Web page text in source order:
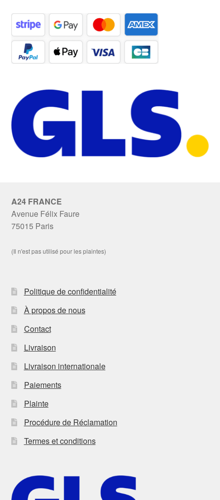
A24 FRANCE
Avenue Félix Faure
75015 Paris
(Il n'est pas utilisé pour les plaintes)
Politique de confidentialité
À propos de nous
Contact
Livraison
Livraison internationale
Paiements
Plainte
Procédure de Réclamation
Termes et conditions